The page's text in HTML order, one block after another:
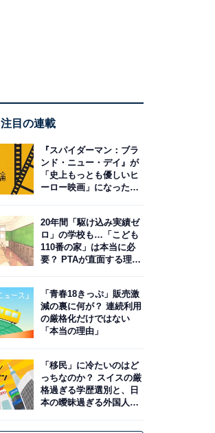
注目の連載
『スパイダーマン：ブラ
ンド・ニュー・デイ』が
「史上もっとも優しいヒ
ーロー映画」になった理
20年間「駆け込み実績ゼ
ロ」の学校も…「こども
110番の家」は本当に必
要？ PTAが直面する理想
「青春18きっぷ」販売激
減の裏に何が？ 連続利用
の厳格化だけではない
「本当の理由」
「移民」に冷たいのはど
っちなのか？ スイスの厳
格過ぎる学歴選別と、日
本の曖昧過ぎる外国人政